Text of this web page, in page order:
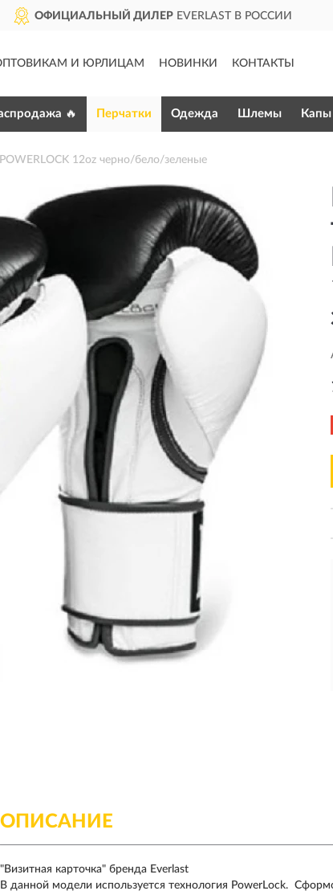
ОФИЦИАЛЬНЫЙ ДИЛЕР EVERLAST В РОССИИ
И ЮРЛИЦАМ НОВИНКИ КОНТАКТЫ
🔥 Перчатки Одежда Шлемы Капы
12oz черно/бело/зеленые
ОПИСАНИЕ
"Визитная карточка" бренда Everlast
В данной модели используется технология PowerLock.